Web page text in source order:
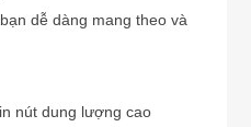
dễ dàng mang theo và
nút dung lượng cao